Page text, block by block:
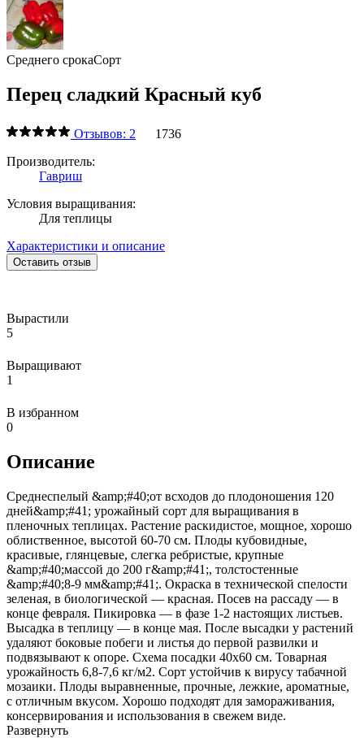
Среднего срокаСорт
Перец сладкий Красный куб
Отзывов: 2
1736
Производитель:
Гавриш
Условия выращивания:
Для теплицы
Характеристики и описание
Оставить отзыв
Вырастили
5
Выращивают
1
В избранном
0
Описание
Среднеспелый &amp;#40;от всходов до плодоношения 120
дней&amp;#41; урожайный сорт для выращивания в
пленочных теплицах. Растение раскидистое, мощное, хорошо
облиственное, высотой 60-70 см. Плоды кубовидные,
красивые, глянцевые, слегка ребристые, крупные
&amp;#40;массой до 200 г&amp;#41;, толстостенные
&amp;#40;8-9 мм&amp;#41;. Окраска в технической спелости
зеленая, в биологической — красная. Посев на рассаду — в
конце февраля. Пикировка — в фазе 1-2 настоящих листьев.
Высадка в теплицу — в конце мая. После высадки у растений
удаляют боковые побеги и листья до первой развилки и
подвязывают к опоре. Схема посадки 40x60 см. Товарная
урожайность 6,8-7,6 кг/м2. Сорт устойчив к вирусу табачной
мозаики. Плоды выравненные, прочные, лежкие, ароматные,
с отличным вкусом. Хорошо подходят для замораживания,
консервирования и использования в свежем виде.
Развернуть